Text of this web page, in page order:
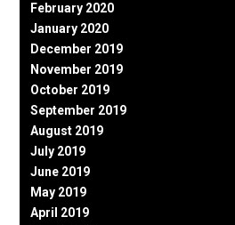
February 2020
January 2020
December 2019
November 2019
October 2019
September 2019
August 2019
July 2019
June 2019
May 2019
April 2019